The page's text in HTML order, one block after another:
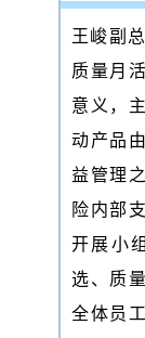
王峻副
质量月
意义，
动产品
益管理
险内部
开展小
选、质
全体员